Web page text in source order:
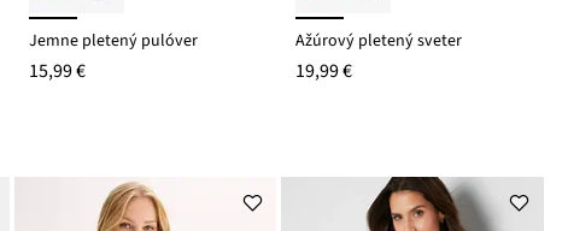
Jemne pletený pulóver
15,99 €
Ažúrový pletený sveter
19,99 €